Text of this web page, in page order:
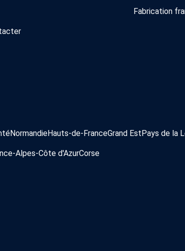
Fabrication
NormandieHauts-de-FranceGrand Est Pays de la
Alpes-Côte d'AzurCorse